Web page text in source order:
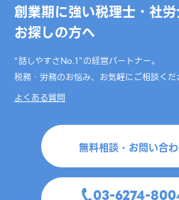
創業期に強い税理士・社
お探しの方へ
“話しやすさNo.1”の経営パートナー。
税務・労務のお悩み、お気軽にご相談くだ
よくある質問
無料相談・お問い合
03-6274-